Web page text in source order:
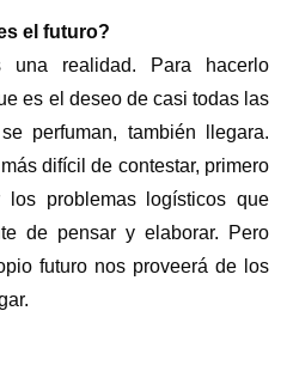
el futuro?
realidad. Para hacerlo
es el deseo de casi todas las
perfuman, también llegara.
difícil de contestar, primero
los problemas logísticos que
de pensar y elaborar. Pero
futuro nos proveerá de los